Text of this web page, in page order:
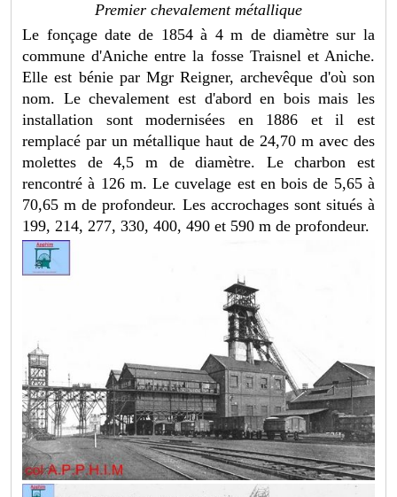
Premier chevalement métallique
Le fonçage date de 1854 à 4 m de diamètre sur la
commune d'Aniche entre la fosse Traisnel et Aniche.
Elle est bénie par Mgr Reigner, archevêque d'où son
nom. Le chevalement est d'abord en bois mais les
installation sont modernisées en 1886 et il est
remplacé par un métallique haut de 24,70 m avec des
molettes de 4,5 m de diamètre. Le charbon est
rencontré à 126 m. Le cuvelage est en bois de 5,65 à
70,65 m de profondeur. Les accrochages sont situés à
199, 214, 277, 330, 400, 490 et 590 m de profondeur.